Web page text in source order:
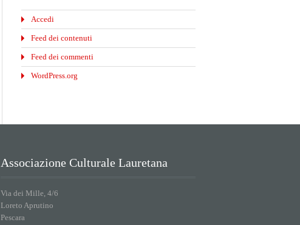
Accedi
Feed dei contenuti
Feed dei commenti
WordPress.org
Associazione Culturale Lauretana
Via dei Mille, 4/6
Loreto Aprutino
Pescara